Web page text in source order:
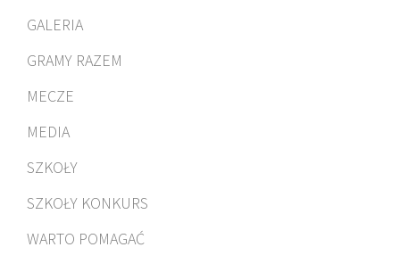
GALERIA
GRAMY RAZEM
MECZE
MEDIA
SZKOŁY
SZKOŁY KONKURS
WARTO POMAGAĆ